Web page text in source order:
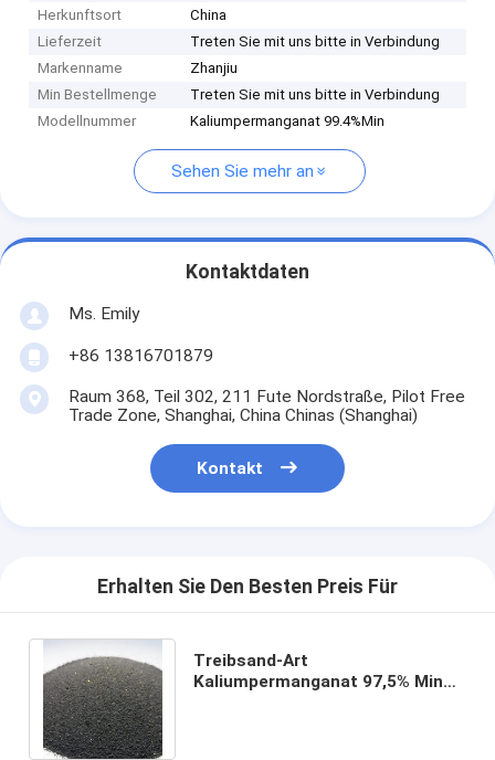
Herkunftsort
China
Lieferzeit
Treten Sie mit uns bitte in Verbindung
Markenname
Zhanjiu
Min Bestellmenge
Treten Sie mit uns bitte in Verbindung
Modellnummer
Kaliumpermanganat 99.4%Min
Sehen Sie mehr an
Kontaktdaten
Ms. Emily
+86 13816701879
Raum 368, Teil 302, 211 Fute Nordstraße, Pilot Free
Trade Zone, Shanghai, China Chinas (Shanghai)
Kontakt
Erhalten Sie Den Besten Preis Für
Treibsand-Art
Kaliumpermanganat 97,5% Min